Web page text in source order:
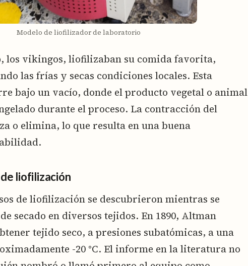
Modelo de liofilizador de laboratorio
los vikingos, liofilizaban su comida favorita,
las frías y secas condiciones locales. Esta
bajo un vacío, donde el producto vegetal o animal
durante el proceso. La contracción del
o elimina, lo que resulta en una buena
liofilización
de liofilización se descubrieron mientras se
secado en diversos tejidos. En 1890, Altman
tejido seco, a presiones subatómicas, a una
-20 °C. El informe en la literatura no